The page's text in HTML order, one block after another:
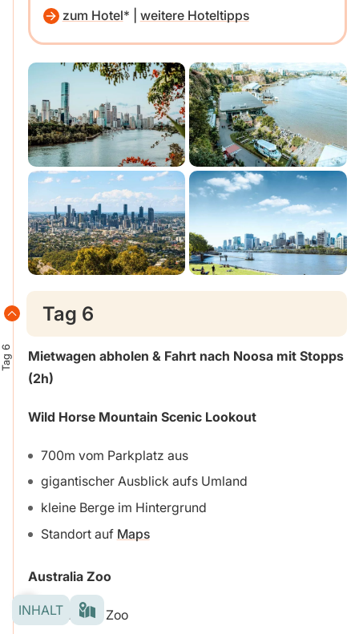
zum Hotel weitere Hoteltipps
Tag 6
Tag 6
Mietwagen abholen & Fahrt nach Noosa mit Stopps
(2h)
Wild Horse Mountain Scenic Lookout
700m vom Parkplatz aus
gigantischer Ausblick aufs Umland
kleine Berge im Hintergrund
Standort auf Maps
Australia Zoo
berühmter Zoo
INHALT